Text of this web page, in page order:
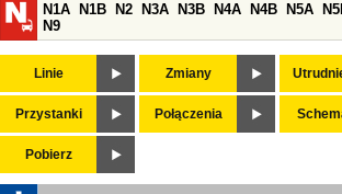
N1A
N1B N2 N3A N3B N4A N4B N5A
N9
Linie Zmiany
Przystanki Połączenia
Pobierz